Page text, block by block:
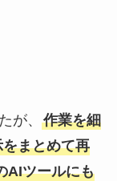
が、 作業を細
まとめて再
AIツールにも